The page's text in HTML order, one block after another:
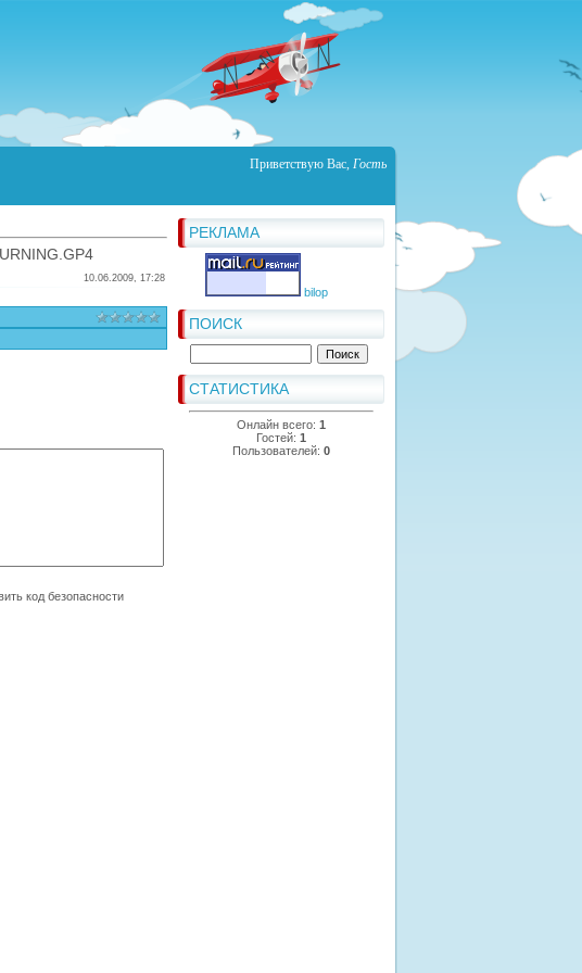
Приветствую Вас, Гость
РЕКЛАМА
bilop
ПОИСК
СТАТИСТИКА
Онлайн всего: 1
Гостей: 1
Пользователей: 0
10.06.2009, 17:28